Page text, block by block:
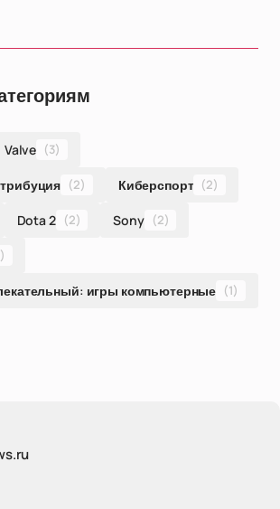
Valve (3)
(2) Киберспорт (2)
Dota 2 (2) Sony (2)
игры компьютерные (1)